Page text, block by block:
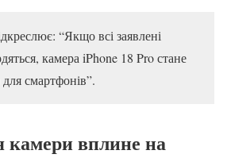
“Якщо всі заявлені
камера iPhone 18 Pro стане
смартфонів”.
камери вплине на